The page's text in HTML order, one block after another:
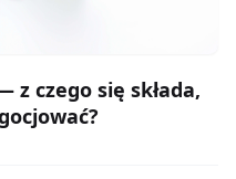
z czego się składa,